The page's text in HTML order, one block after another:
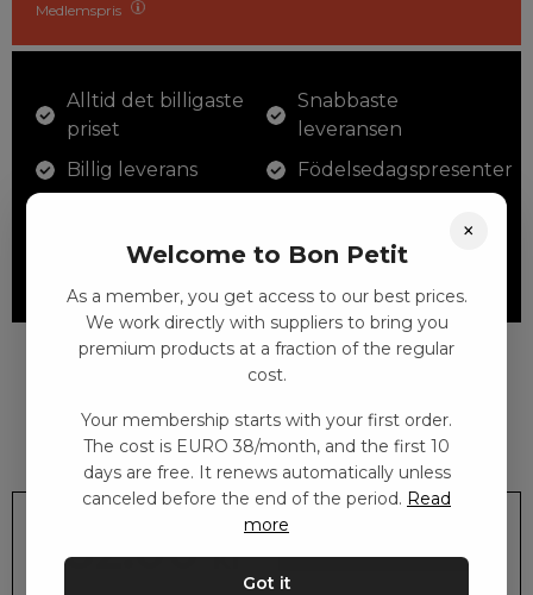
Medlemspris
Alltid det billigaste
priset
Billig leverans
Snabbaste
leveransen
Födelsedagspresenter
...och många fler fördelar. Gäller att lägga i varukorgen
ovan.
Läs mer om produkten här
12 färgpennor som du kan färglägga dina teckningar med. På
Kampanjpris och medlemspris är endast för medlemmar. Du blir
kostar EURO 38/30 dagar. Få idag de första 10 dagarna är gratis
Nöjdhetsgaranti Snabb leverans
282.00 kr
×
Welcome to Bon Petit
As a member, you get access to our best prices.
We work directly with suppliers to bring you
premium products at a fraction of the regular
cost.
Your membership starts with your first order.
The cost is EURO 38/month, and the first 10
days are free. It renews automatically unless
canceled before the end of the period. Read
more
Got it